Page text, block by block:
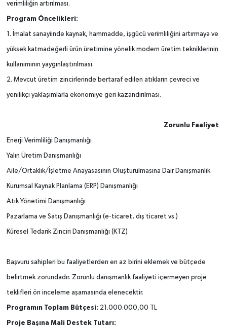
verimliliğin artırılması.
Program Öncelikleri:
1. İmalat sanayiinde kaynak, hammadde, işgücü verimliliğini artırmaya ve
yüksek katmadeğerli ürün üretimine yönelik modern üretim tekniklerinin
kullanımının yaygınlaştırılması.
2. Mevcut üretim zincirlerinde bertaraf edilen atıkların çevreci ve
yenilikçi yaklaşımlarla ekonomiye geri kazandırılması.
Zorunlu Faaliyet
Enerji Verimliliği Danışmanlığı
Yalın Üretim Danışmanlığı
Aile/Ortaklık/İşletme Anayasasının Oluşturulmasına Dair Danışmanlık
Kurumsal Kaynak Planlama (ERP) Danışmanlığı
Atık Yönetimi Danışmanlığı
Pazarlama ve Satış Danışmanlığı (e-ticaret, dış ticaret vs.)
Küresel Tedarik Zinciri Danışmanlığı (KTZ)
Başvuru sahipleri bu faaliyetlerden en az birini eklemek ve bütçede
belirtmek zorundadır. Zorunlu danışmanlık faaliyeti içermeyen proje
teklifleri ön inceleme aşamasında elenecektir.
Programın Toplam Bütçesi: 21.000.000,00 TL
Proje Başına Mali Destek Tutarı: